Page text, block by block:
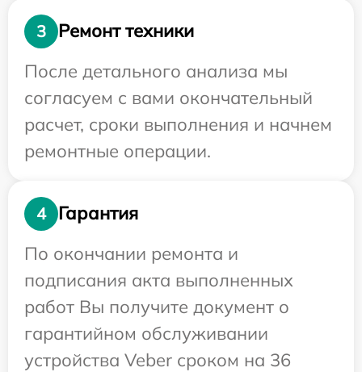
3
Ремонт техники
После детального анализа мы
согласуем с вами окончательный
расчет, сроки выполнения и начнем
ремонтные операции.
4
Гарантия
По окончании ремонта и
подписания акта выполненных
работ Вы получите документ о
гарантийном обслуживании
устройства Veber сроком на 36